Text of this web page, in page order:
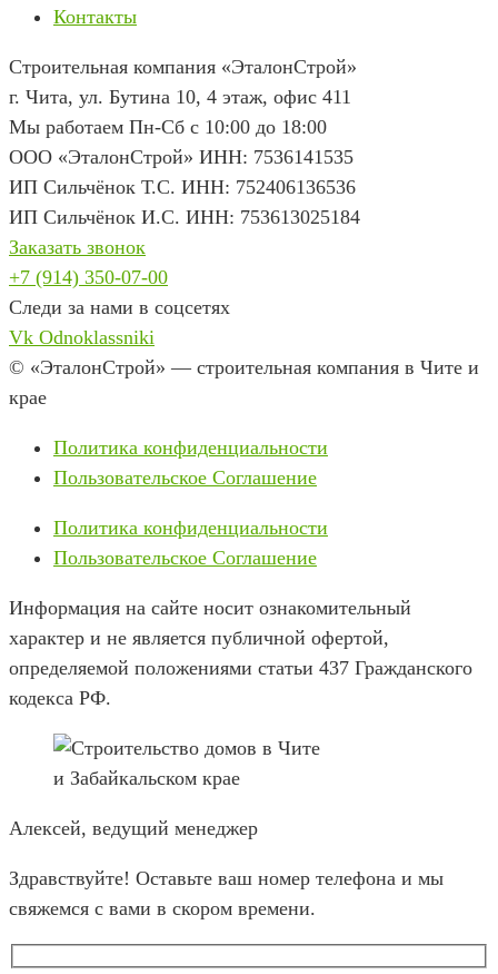
Контакты
Строительная компания «ЭталонСтрой»
г. Чита, ул. Бутина 10, 4 этаж, офис 411
Мы работаем Пн-Сб с 10:00 до 18:00
ООО «ЭталонСтрой» ИНН: 7536141535
ИП Сильчёнок Т.С. ИНН: 752406136536
ИП Сильчёнок И.С. ИНН: 753613025184
Заказать звонок
+7 (914) 350-07-00
Следи за нами в соцсетях
Vk Odnoklassniki
© «ЭталонСтрой» — строительная компания в Чите и
крае
Политика конфиденциальности
Пользовательское Соглашение
Политика конфиденциальности
Пользовательское Соглашение
Информация на сайте носит ознакомительный
характер и не является публичной офертой,
определяемой положениями статьи 437 Гражданского
кодекса РФ.
Алексей, ведущий менеджер
Здравствуйте! Оставьте ваш номер телефона и мы
свяжемся с вами в скором времени.